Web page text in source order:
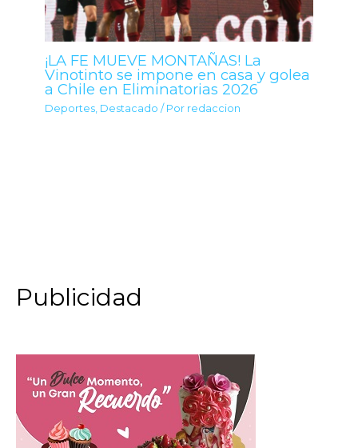
¡LA FE MUEVE MONTAÑAS! La
Vinotinto se impone en casa y golea
a Chile en Eliminatorias 2026
Deportes, Destacado / Por redaccion
Publicidad